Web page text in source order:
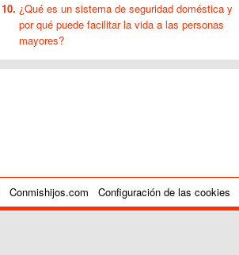
¿Qué es un sistema de seguridad doméstica y
por qué puede facilitar la vida a las personas
mayores?
Conmishijos.com Configuración de las cookies